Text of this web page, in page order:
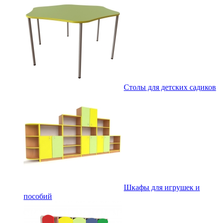
Столы для детских садиков
Шкафы для игрушек и
пособий